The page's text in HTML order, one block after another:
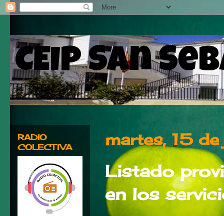
CEIP San
martes, 15
Listado
en los
RADIO
COLECTIVA